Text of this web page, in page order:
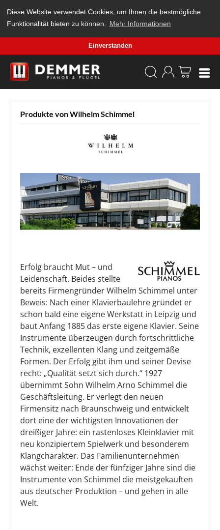
Diese Website verwendet Cookies, um Ihnen die bestmögliche
Funktionalität bieten zu können.
Mehr Informationen
Einverstanden
Produkte von Wilhelm Schimmel
Erfolg braucht Mut – und
Leidenschaft. Beides stellte
bereits Firmengründer Wilhelm Schimmel unter
Beweis: Nach einer Klavierbaulehre gründet er
schon bald eine eigene Werkstatt in Leipzig und
baut Anfang 1885 das erste eigene Klavier. Seine
Instrumente überzeugen durch fortschrittliche
Technik, exzellenten Klang und zeitgemäße
Formen. Der Erfolg gibt ihm und seiner Devise
recht: „Qualität setzt sich durch.“ 1927
übernimmt Sohn Wilhelm Arno Schimmel die
Geschäftsleitung. Er verlegt den neuen
Firmensitz nach Braunschweig und entwickelt
dort eine der wichtigsten Innovationen der
dreißiger Jahre: ein rastenloses Kleinklavier mit
neu konzipiertem Spielwerk und besonderem
Klangcharakter. Das Familienunternehmen
wächst weiter: Ende der fünfziger Jahre sind die
Instrumente von Schimmel die meistgekauften
aus deutscher Produktion – und gehen in alle
Welt.